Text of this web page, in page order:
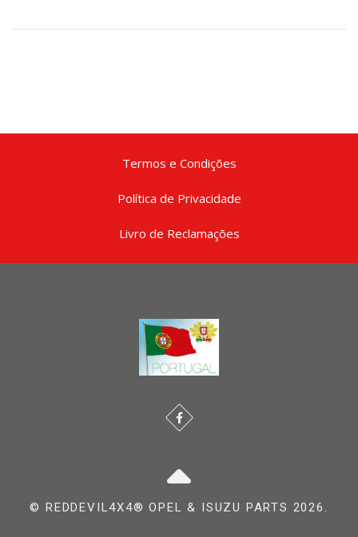
Termos e Condições
Política de Privacidade
Livro de Reclamações
© REDDEVIL4X4® OPEL & ISUZU PARTS 2026.